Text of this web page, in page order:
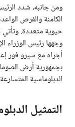
ومن جانبه، شدد
الكامنة والفرص
حيوية متعددة. وتأتي
وجهها رئيس الوزراء
أجراه مع سيرو فور
بجمهورية أرض
الدبلوماسية
التمثيل